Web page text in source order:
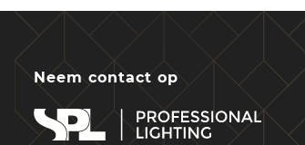
Neem contact op